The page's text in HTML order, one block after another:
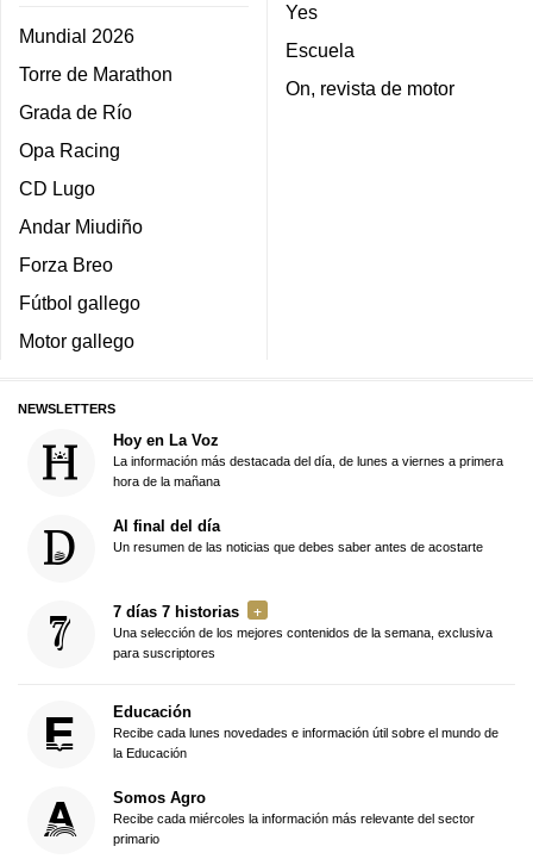
Mundial 2026
Torre de Marathon
Grada de Río
Opa Racing
CD Lugo
Andar Miudiño
Forza Breo
Fútbol gallego
Motor gallego
Yes
Escuela
On, revista de motor
NEWSLETTERS
Hoy en La Voz
La información más destacada del día, de lunes a viernes a primera
hora de la mañana
Al final del día
Un resumen de las noticias que debes saber antes de acostarte
7 días 7 historias
Una selección de los mejores contenidos de la semana, exclusiva
para suscriptores
Educación
Recibe cada lunes novedades e información útil sobre el mundo de
la Educación
Somos Agro
Recibe cada miércoles la información más relevante del sector
primario